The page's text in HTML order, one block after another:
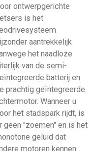
ontwerpgerichte
is het
aantrekkelijk
het naadloze
van de semi-
batterij en
prachtig geïntegreerde
Wanneer u
het stadspark rijdt, is
geen "zoemen" en is het
geluid dat
motoren kennen